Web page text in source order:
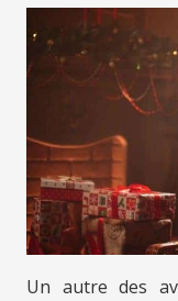
Un autre des